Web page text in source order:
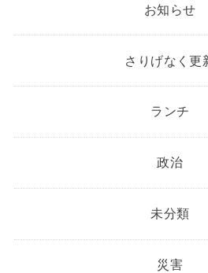
お知らせ
さりげなく更
ランチ
政治
未分類
災害